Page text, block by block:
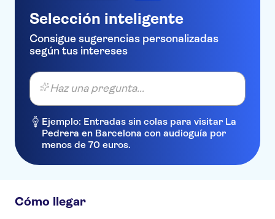
Selección inteligente
Consigue sugerencias personalizadas
según tus intereses
Haz una pregunta...
Ejemplo: Entradas sin colas para visitar La
Pedrera en Barcelona con audioguía por
menos de 70 euros.
Cómo llegar